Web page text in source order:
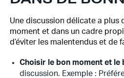
Une discussion délicate a plus
moment et dans un cadre
d’éviter les malentendus et de
Choisir le bon moment et le
discussion. Exemple :